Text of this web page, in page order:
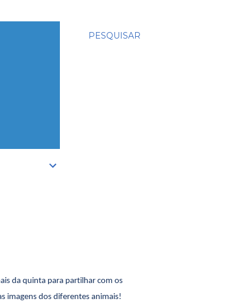
PESQUISAR
da quinta para partilhar com os
imagens dos diferentes animais!